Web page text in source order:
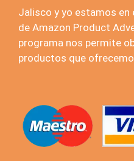
Jalisco y yo estamos en
de Amazon Product
programa nos permite
productos que